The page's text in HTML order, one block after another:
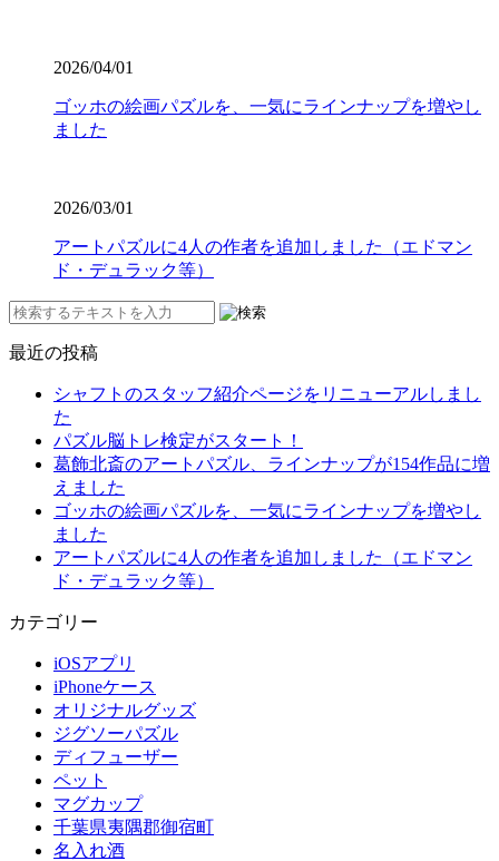
2026/04/01
ゴッホの絵画パズルを、一気にラインナップを増やし
ました
2026/03/01
アートパズルに4人の作者を追加しました（エドマン
ド・デュラック等）
最近の投稿
シャフトのスタッフ紹介ページをリニューアルしまし
た
パズル脳トレ検定がスタート！
葛飾北斎のアートパズル、ラインナップが154作品に増
えました
ゴッホの絵画パズルを、一気にラインナップを増やし
ました
アートパズルに4人の作者を追加しました（エドマン
ド・デュラック等）
カテゴリー
iOSアプリ
iPhoneケース
オリジナルグッズ
ジグソーパズル
ディフューザー
ペット
マグカップ
千葉県夷隅郡御宿町
名入れ酒